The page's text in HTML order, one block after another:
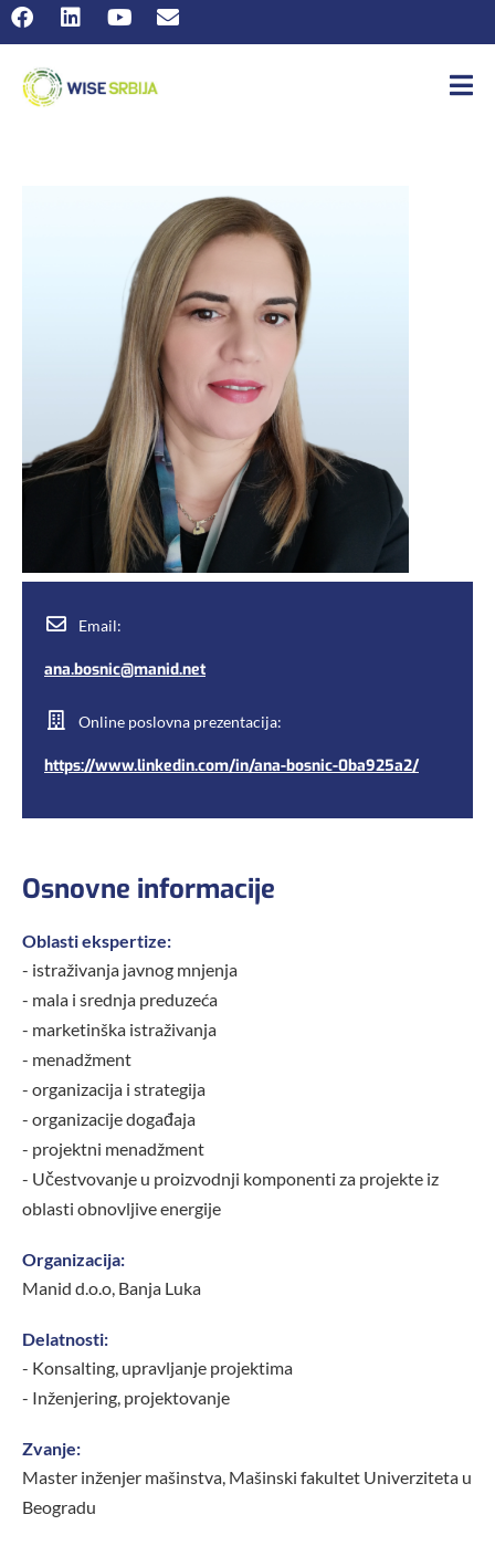
Email:
ana.bosnic@manid.net
Online poslovna prezentacija:
https://www.linkedin.com/in/ana-bosnic-0ba925a2/
Osnovne informacije
Oblasti ekspertize:
- istraživanja javnog mnjenja
- mala i srednja preduzeća
- marketinška istraživanja
- menadžment
- organizacija i strategija
- organizacije događaja
- projektni menadžment
- Učestvovanje u proizvodnji komponenti za projekte iz
oblasti obnovljive energije
Organizacija:
Manid d.o.o, Banja Luka
Delatnosti:
- Konsalting, upravljanje projektima
- Inženjering, projektovanje
Zvanje:
Master inženjer mašinstva, Mašinski fakultet Univerziteta u
Beogradu